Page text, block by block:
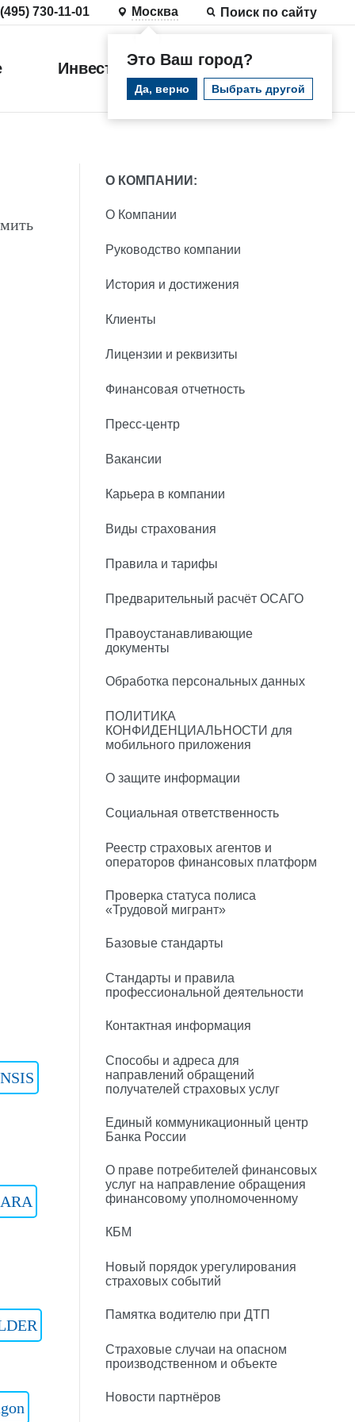
730-11-01 Москва
Это Ваш город?
Да, верно Выбрать другой
Поиск по сайту
Инвестиции
О КОМПАНИИ:
О Компании
Руководство компании
История и достижения
Клиенты
Лицензии и реквизиты
Финансовая отчетность
Пресс-центр
Вакансии
Карьера в компании
Виды страхования
Правила и тарифы
Предварительный расчёт ОСАГО
Правоустанавливающие
документы
Обработка персональных данных
ПОЛИТИКА
КОНФИДЕНЦИАЛЬНОСТИ для
мобильного приложения
О защите информации
Социальная ответственность
Реестр страховых агентов и
операторов финансовых платформ
Проверка статуса полиса
«Трудовой мигрант»
Базовые стандарты
Стандарты и правила
профессиональной деятельности
Контактная информация
Способы и адреса для
направлений обращений
получателей страховых услуг
Единый коммуникационный центр
Банка России
О праве потребителей финансовых
услуг на направление обращения
финансовому уполномоченному
КБМ
Новый порядок урегулирования
страховых событий
Памятка водителю при ДТП
Страховые случаи на опасном
производственном и объекте
Новости партнёров